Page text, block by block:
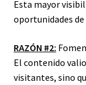
Esta mayor
oportunidades
RAZÓN #2:
El contenido
visitantes, sino